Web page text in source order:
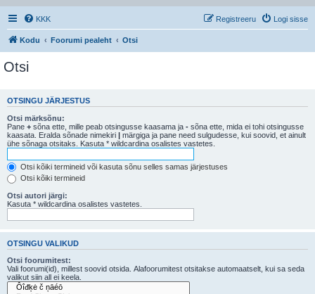
KKK Logi sisse
Registreeru
Kodu Foorumi pealeht Otsi
Otsi
OTSINGU JÄRJESTUS
Otsi märksõnu:
Pane + sõna ette, mille peab otsingusse kaasama ja - sõna ette, mida ei tohi otsingusse
kaasata. Eralda sõnade nimekiri | märgiga ja pane need sulgudesse, kui soovid, et ainult
ühe sõnaga otsitaks. Kasuta * wildcardina osalistes vastetes.
Otsi kõiki termineid või kasuta sõnu selles samas järjestuses
Otsi kõiki termineid
Otsi autori järgi:
Kasuta * wildcardina osalistes vastetes.
OTSINGU VALIKUD
Otsi foorumitest:
Vali foorumi(id), millest soovid otsida. Alafoorumitest otsitakse automaatselt, kui sa seda
valikut siin all ei keela.